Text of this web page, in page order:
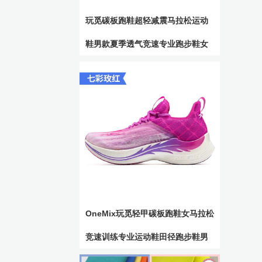
玩觅碳板跑鞋超轻减震马拉松运动
鞋男款夏季透气竞速专业跑步鞋女
OneMix玩觅轻甲碳板跑鞋女马拉松
竞速训练专业运动鞋田径跑步鞋男